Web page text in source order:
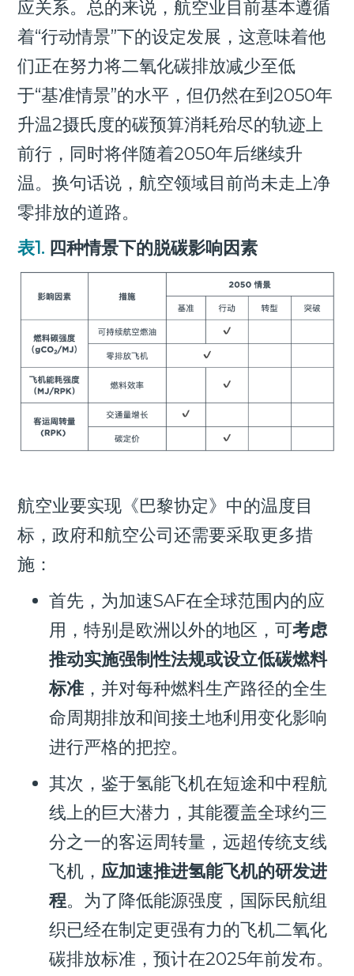
应关系。总的来说，航空业目前基本遵循
着“行动情景”下的设定发展，这意味着他
们正在努力将二氧化碳排放减少至低
于“基准情景”的水平，但仍然在到2050年
升温2摄氏度的碳预算消耗殆尽的轨迹上
前行，同时将伴随着2050年后继续升
温。换句话说，航空领域目前尚未走上净
零排放的道路。
表1. 四种情景下的脱碳影响因素
航空业要实现《巴黎协定》中的温度目
标，政府和航空公司还需要采取更多措
施：
首先，为加速SAF在全球范围内的应
用，特别是欧洲以外的地区，可考虑
推动实施强制性法规或设立低碳燃料
标准 ，并对每种燃料生产路径的全生
命周期排放和间接土地利用变化影响
进行严格的把控。
其次，鉴于氢能飞机在短途和中程航
线上的巨大潜力，其能覆盖全球约三
分之一的客运周转量，远超传统支线
飞机， 应加速推进氢能飞机的研发进
程。为了降低能源强度，国际民航组
织已经在制定更强有力的飞机二氧化
碳排放标准，预计在2025年前发布。